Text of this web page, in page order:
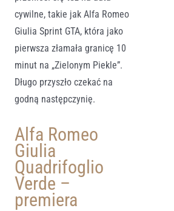
cywilne, takie jak Alfa Romeo
Giulia Sprint GTA, która jako
pierwsza złamała granicę 10
minut na „Zielonym Piekle”.
Długo przyszło czekać na
godną następczynię.
Alfa Romeo
Giulia
Quadrifoglio
Verde –
premiera